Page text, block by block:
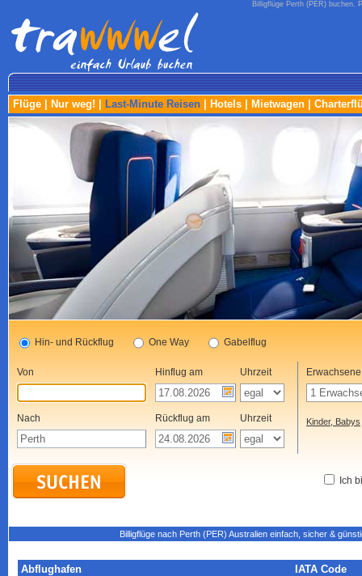
Billigflüge Perth (PER) buchen.
Flüge Nur weg! Last-Minute Reisen Hotels Mietwagen
Hin- und Rückflug One Way Gabelflug
Von Hinflug am Uhrzeit
Nach Rückflug am Uhrzeit
Erwachsene
Kinder, Babys
Ich
Billigflüge nach Perth (PER) Australien einfach, sicher &
Abflughafen IATA Code